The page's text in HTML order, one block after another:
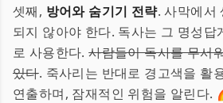
셋째, 방어와 숨기기 전략. 사막에서
되지 않아야 한다. 독사는 그 명성답
로 사용한다.사람들이 독사를 무서
있다. 죽사리는 반대로 경고색을 활
연출하며, 잠재적인 위험을 알린다.